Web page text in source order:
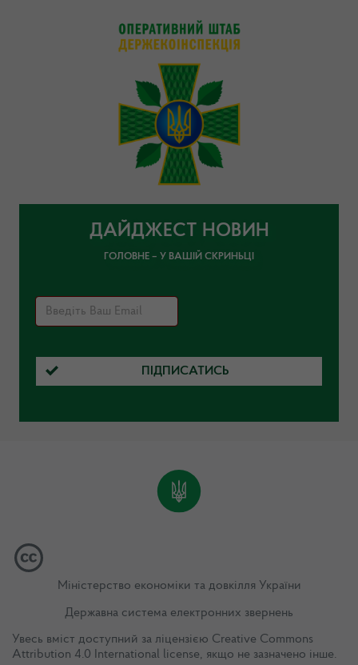
ДАЙДЖЕСТ НОВИН
ГОЛОВНЕ – У ВАШІЙ СКРИНЬЦІ
ПІДПИСАТИСЬ
Міністерство економіки та довкілля України
Державна система електронних звернень
Увесь вміст доступний за ліцензією Creative Commons
Attribution 4.0 International license, якщо не зазначено інше.